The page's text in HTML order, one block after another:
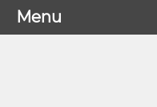
Menu
Menu